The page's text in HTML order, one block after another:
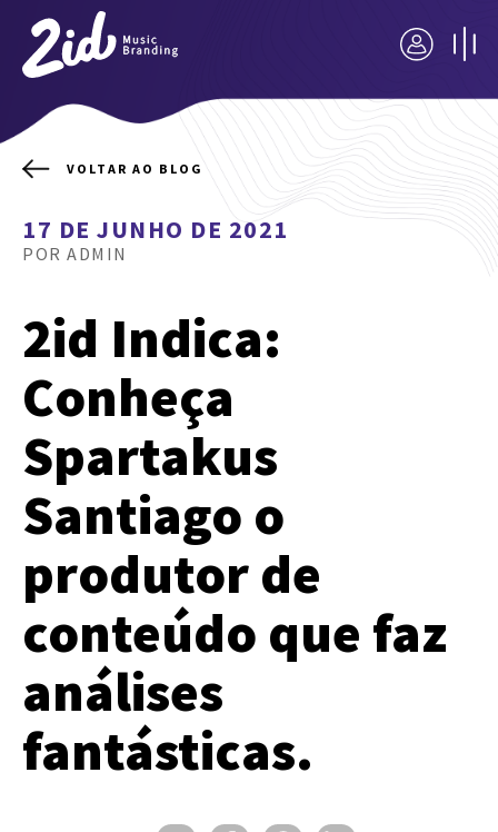
VOLTAR AO BLOG
17 DE JUNHO DE 2021
POR ADMIN
2id Indica:
Conheça
Spartakus
Santiago o
produtor de
conteúdo que faz
análises
fantásticas.